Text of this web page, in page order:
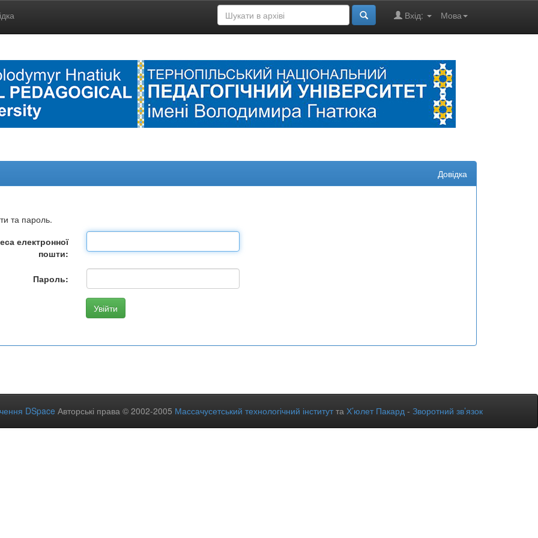
Мова
Вхід:
Довідка
та пароль.
електронної
пошти:
Пароль:
DSpace Авторські права © 2002-2005 Массачусетський технологічний інститутта Х’юлет Пакард - Зворотний зв’язок